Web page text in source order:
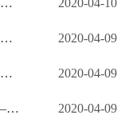
上海市宝山区工商联物流商会在疫情防控阻击战中 展现 “有担当、有作为、有情怀、有温度”的商会本色 2020-04-10
上海市浦东新区工商联潍坊新村街道商会： 送温暖 增信心 添动力 全力打好民营企业复工复产保卫战 2020-04-09
上海市长宁区工商联在抗击新冠肺炎疫情中 坚定理想信念 奏响动人旋律 2020-04-09
抗击疫情有担当 复工复产增信心 ——上海市奉贤区工商联抓好理想信念教育实践转化 2020-04-09